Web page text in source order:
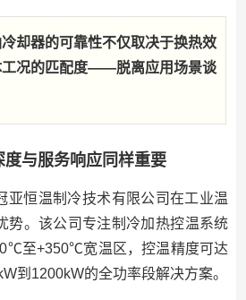
却器的可靠性不仅取决于换热效
工况的匹配度——脱离应用场景谈
与服务响应同样重要
亚恒温制冷技术有限公司在工业温
势。该公司专注制冷加热控温系统
至+350℃宽温区，控温精度可达
到1200kW的全功率段解决方案。